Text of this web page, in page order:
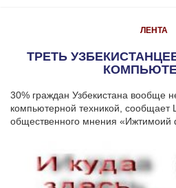
ЛЕНТА
ТРЕТЬ
30% граждан Узбекистана вообще
компьютерной техникой, сообщает
общественного мнения «Ижтимоий